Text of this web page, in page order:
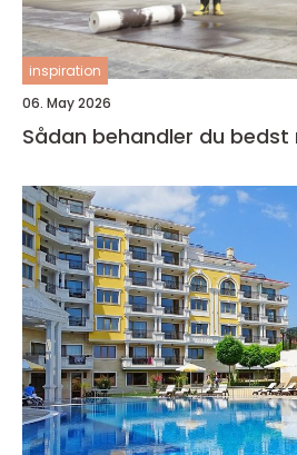
inspiration
06. May 2026
Sådan behandler du